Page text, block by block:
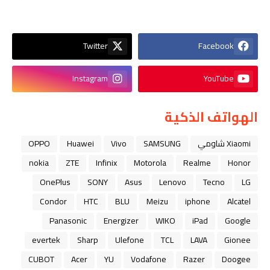
Facebook
Twitter
YouTube
Instagram
الهواتف الذكية
Xiaomi شاومي SAMSUNG
Vivo
Huawei
OPPO
Honor
Realme
Motorola
Infinix
ZTE
nokia
LG
Tecno
Lenovo
Asus
SONY
OnePlus
Alcatel
iphone
Meizu
BLU
HTC
Condor
Google
iPad
WIKO
Energizer
Panasonic
Gionee
LAVA
TCL
Ulefone
Sharp
evertek
Doogee
Razer
Vodafone
YU
Acer
CUBOT